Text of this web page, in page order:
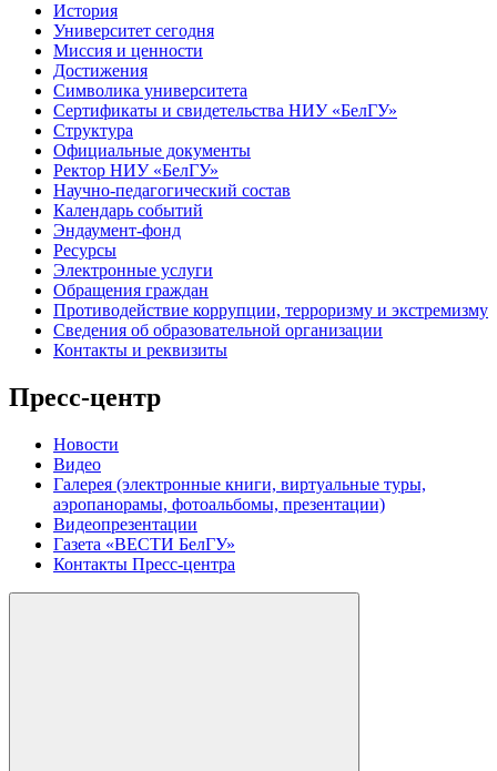
История
Университет сегодня
Миссия и ценности
Достижения
Символика университета
Сертификаты и свидетельства НИУ «БелГУ»
Структура
Официальные документы
Ректор НИУ «БелГУ»
Научно-педагогический состав
Календарь событий
Эндаумент-фонд
Ресурсы
Электронные услуги
Обращения граждан
Противодействие коррупции, терроризму и экстремизму
Сведения об образовательной организации
Контакты и реквизиты
Пресс-центр
Новости
Видео
Галерея (электронные книги, виртуальные туры,
аэропанорамы, фотоальбомы, презентации)
Видеопрезентации
Газета «ВЕСТИ БелГУ»
Контакты Пресс-центра